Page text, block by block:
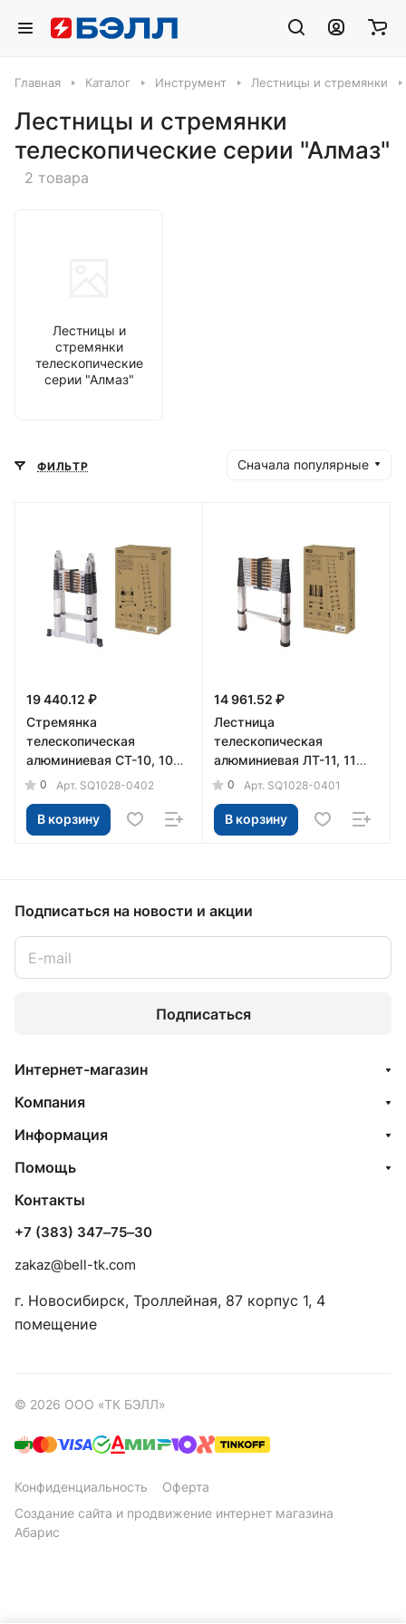
Главная Каталог Инструмент Лестницы и стремянки
Лестницы и стремянки
телескопические серии "Алмаз"
2 товара
Лестницы и
стремянки
телескопические
серии "Алмаз"
ФИЛЬТР Сначала популярные
19 440.12 ₽
Стремянка
телескопическая
алюминиевая СТ-10, 10
ступеней h=3200 мм,
0 Арт. SQ1028-0402
В корзину
14 961.52 ₽
Лестница
телескопическая
алюминиевая ЛТ-11, 11
ступеней, h=3200 мм,
0 Арт. SQ1028-0401
В корзину
Подписаться на новости и акции
Подписаться
Интернет-магазин
Компания
Информация
Помощь
Контакты
+7 (383) 347‒75‒30
zakaz@bell-tk.com
г. Новосибирск, ​Троллейная, 87 корпус 1, 4
помещение
© 2026 ООО «ТК БЭЛЛ»
Конфиденциальность
Оферта
Создание сайта и продвижение интернет магазина
Абарис